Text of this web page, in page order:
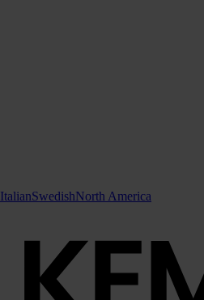
ItalianSwedishNorth America